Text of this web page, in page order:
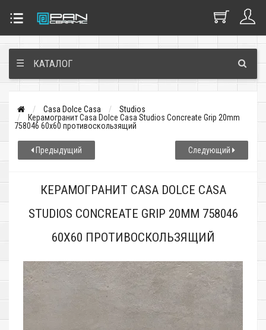
☰ КАТАЛОГ
Casa Dolce Casa
Studios
Керамогранит Casa Dolce Casa Studios Concreate Grip 20mm
758046 60x60 противоскользящий
Предыдущий Следующий
КЕРАМОГРАНИТ CASA DOLCE CASA
STUDIOS CONCREATE GRIP 20MM 758046
60X60 ПРОТИВОСКОЛЬЗЯЩИЙ